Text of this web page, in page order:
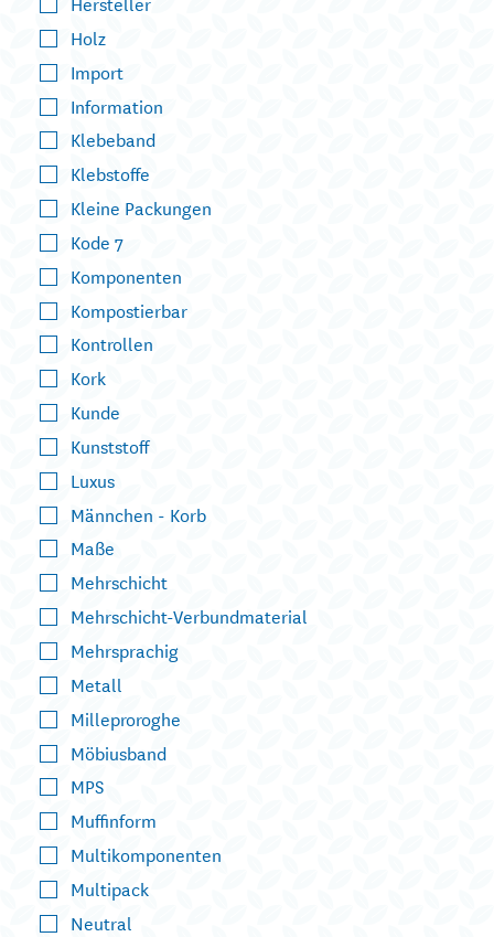
Holz
Import
Information
Klebeband
Klebstoffe
Kleine Packungen
Kode 7
Komponenten
Kompostierbar
Kontrollen
Kork
Kunde
Kunststoff
Luxus
Männchen - Korb
Maße
Mehrschicht
Mehrschicht-Verbundmaterial
Mehrsprachig
Metall
Milleproroghe
Möbiusband
MPS
Muffinform
Multikomponenten
Multipack
Neutral